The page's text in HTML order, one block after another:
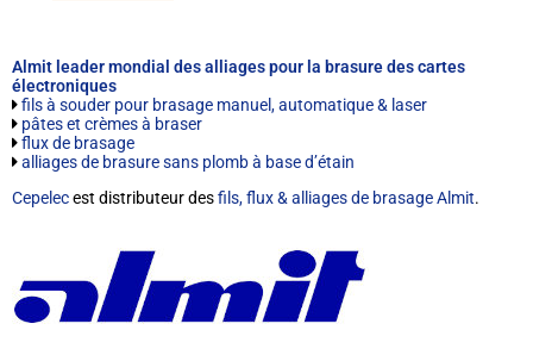
Almit leader mondial des alliages pour la brasure des cartes
électroniques
fils à souder pour brasage manuel, automatique & laser
pâtes et crèmes à braser
flux de brasage
alliages de brasure sans plomb à base d’étain
Cepelecest distributeur desfils, flux & alliages de brasage Almit.